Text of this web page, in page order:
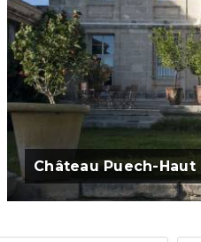
Château Puech-Haut